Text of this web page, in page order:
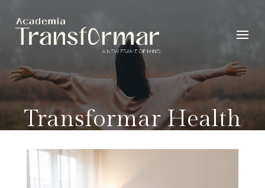
Transformar Health